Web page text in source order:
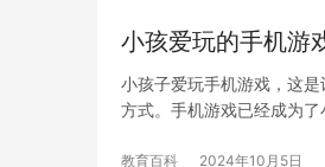
小孩爱玩的手机游
小孩子爱玩手机游戏，这
方式。手机游戏已经成为
教育百科 2024年10月5日